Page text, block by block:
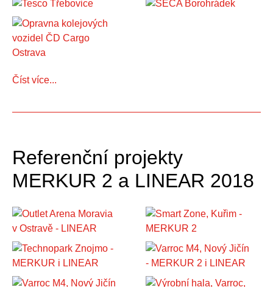
Číst více...
Referenční projekty
MERKUR 2 a LINEAR 2018